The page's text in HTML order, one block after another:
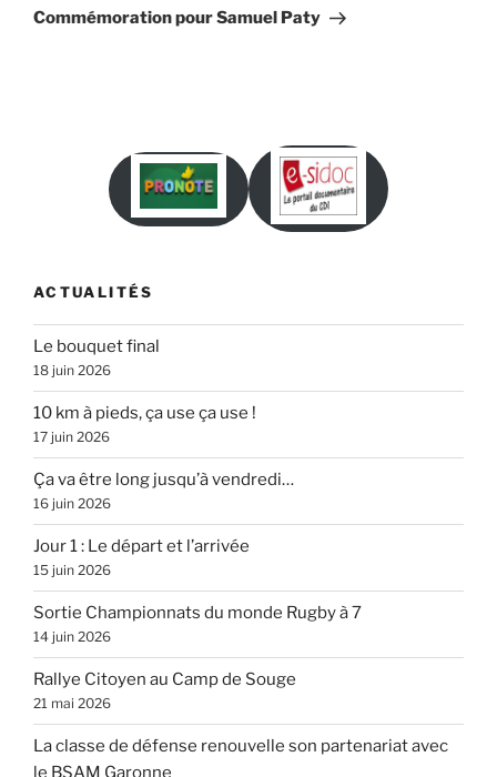
suivant
Commémoration pour Samuel Paty
ACTUALITÉS
Le bouquet final
18 juin 2026
10 km à pieds, ça use ça use !
17 juin 2026
Ça va être long jusqu’à vendredi…
16 juin 2026
Jour 1 : Le départ et l’arrivée
15 juin 2026
Sortie Championnats du monde Rugby à 7
14 juin 2026
Rallye Citoyen au Camp de Souge
21 mai 2026
La classe de défense renouvelle son partenariat avec
le BSAM Garonne